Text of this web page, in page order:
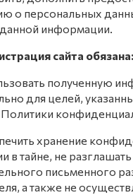
о персональных
информации.
сайта обязана:
полученную
для целей,
хранение
в тайне, не разглашать
письменного
а также не